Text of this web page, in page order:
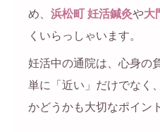
め、 浜松町 妊活鍼灸や大
くいらっしゃいます。
妊活中の通院は、心身の
単に「近い」だけでなく
かどうかも大切なポイン